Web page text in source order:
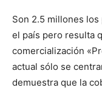
Son 2.5 millones
el país pero resulta
comercialización
actual sólo se
demuestra que la